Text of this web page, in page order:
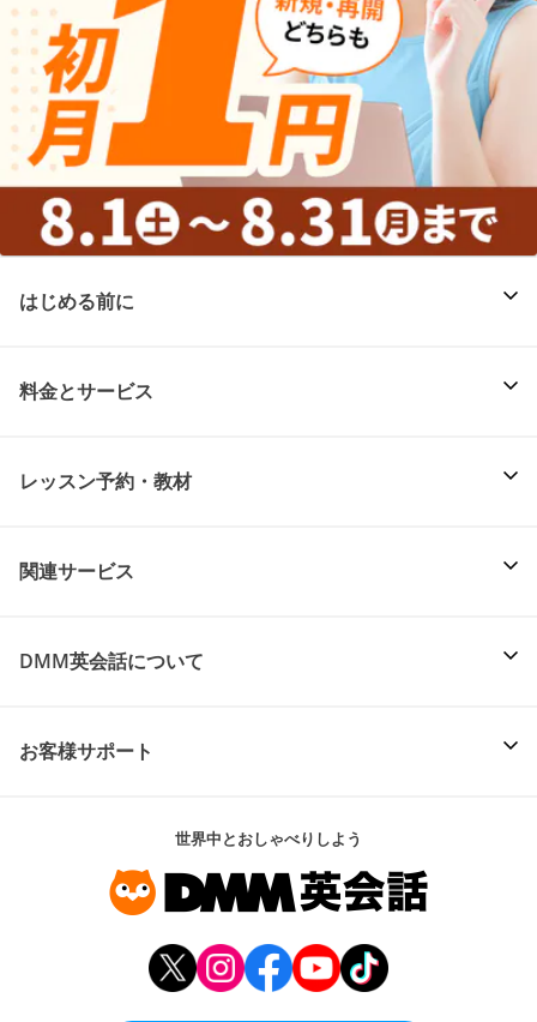
はじめる前に
料金とサービス
レッスン予約・教材
関連サービス
DMM英会話について
お客様サポート
世界中とおしゃべりしよう